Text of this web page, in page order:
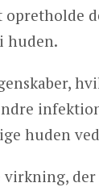
huden.
huden